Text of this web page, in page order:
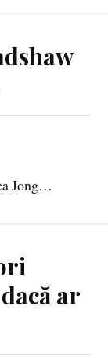
Jong…
ar